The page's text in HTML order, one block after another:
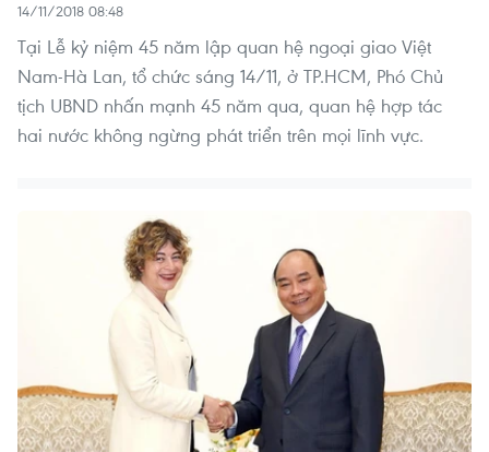
14/11/2018 08:48
Tại Lễ kỷ niệm 45 năm lập quan hệ ngoại giao Việt
Nam-Hà Lan, tổ chức sáng 14/11, ở TP.HCM, Phó Chủ
tịch UBND nhấn mạnh 45 năm qua, quan hệ hợp tác
hai nước không ngừng phát triển trên mọi lĩnh vực.